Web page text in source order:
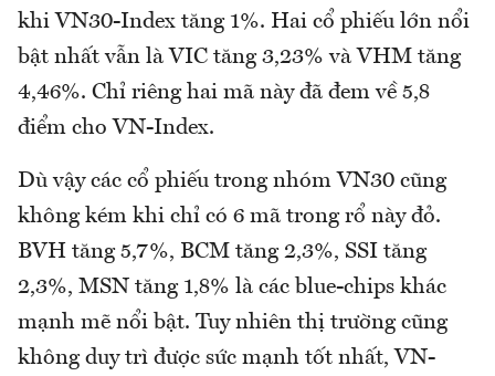
khi VN30-Index tăng 1%. Hai cổ phiếu lớn nổi
bật nhất vẫn là VIC tăng 3,23% và VHM tăng
4,46%. Chỉ riêng hai mã này đã đem về 5,8
điểm cho VN-Index.
Dù vậy các cổ phiếu trong nhóm VN30 cũng
không kém khi chỉ có 6 mã trong rổ này đỏ.
BVH tăng 5,7%, BCM tăng 2,3%, SSI tăng
2,3%, MSN tăng 1,8% là các blue-chips khác
mạnh mẽ nổi bật. Tuy nhiên thị trường cũng
không duy trì được sức mạnh tốt nhất, VN-